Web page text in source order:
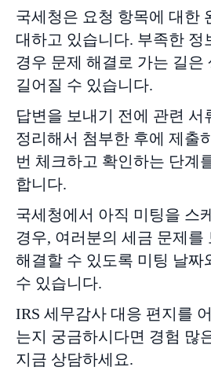
국세청은 요청 항목에 대한
대하고 있습니다. 부족한 정
경우 문제 해결로 가는 길은
길어질 수 있습니다.
답변을 보내기 전에 관련 서
정리해서 첨부한 후에 제출
번 체크하고 확인하는 단계
합니다.
국세청에서 아직 미팅을 스
경우, 여러분의 세금 문제를
해결할 수 있도록 미팅 날짜
수 있습니다.
IRS 세무감사 대응 편지를
는지 궁금하시다면 경험 많
지금 상담하세요.